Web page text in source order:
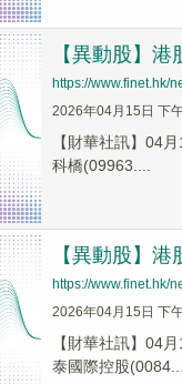
【異動股】
https://www.finet.hk/
2026年04月15日 下
【財華社訊】04
科橋(09963....
【異動股】
https://www.finet.hk/
2026年04月15日 下
【財華社訊】04
泰國際控股(0084...